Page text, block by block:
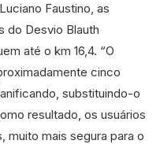
Faustino, as
do Desvio Blauth
até o km 16,4. “O
cinco
substituindo-o
resultado, os usuários
muito mais segura para o